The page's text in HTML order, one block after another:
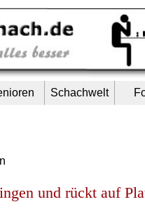
Schachwelt
und rückt auf